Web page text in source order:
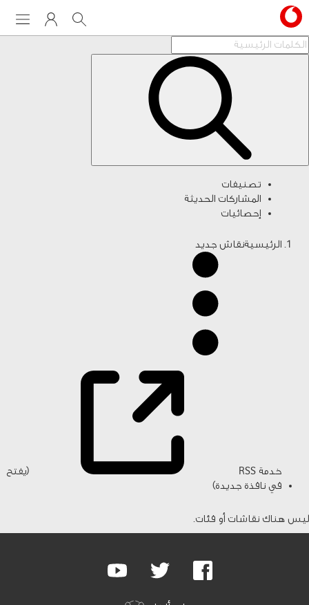
My VodafoneSearch
تصنيفات
المشاركات الحديثة
إحصائيات
الرئيسيةنقاش جديد
خدمة RSS
(يفتح
في نافذة جديدة)
ليس هناك نقاشات أو فئات.
Facebook
Twitter
Youtube